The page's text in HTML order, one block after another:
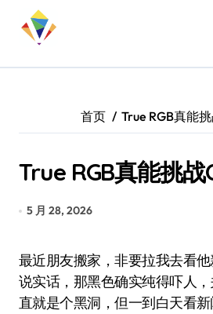
首页 True RGB真能
True RGB真能挑战
5 月 28, 2026
最近朋友搬家，非要拉我去看他新买的OLED电视。
说实话，那黑色确实纯得吓人
直就是个黑洞，但一到白天看